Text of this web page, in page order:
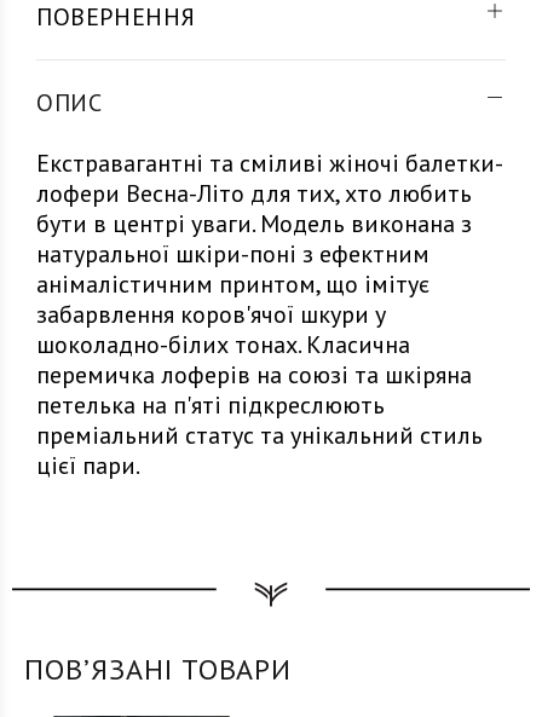
ПОВЕРНЕННЯ
ОПИС
Екстравагантні та сміливі жіночі балетки-
лофери Весна-Літо для тих, хто любить
бути в центрі уваги. Модель виконана з
натуральної шкіри-поні з ефектним
анімалістичним принтом, що імітує
забарвлення коров'ячої шкури у
шоколадно-білих тонах. Класична
перемичка лоферів на союзі та шкіряна
петелька на п'яті підкреслюють
преміальний статус та унікальний стиль
цієї пари.
ПОВʼЯЗАНІ ТОВАРИ